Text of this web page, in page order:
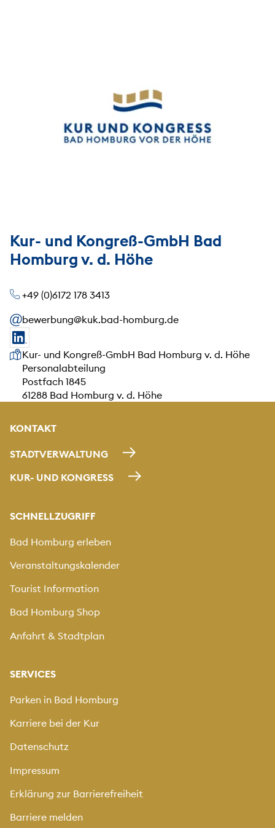
Kur- und Kongreß-GmbH Bad
Homburg v. d. Höhe
+49 (0)6172 178 3413
bewerbung@kuk.bad-homburg.de
Unsere Anschrift
Kur- und Kongreß-GmbH Bad Homburg v. d. Höhe
Personalabteilung
Postfach 1845
61288 Bad Homburg v. d. Höhe
KONTAKT
STADTVERWALTUNG
KUR- UND KONGRESS
SCHNELLZUGRIFF
Bad Homburg erleben
Veranstaltungskalender
Tourist Information
Bad Homburg Shop
Anfahrt & Stadtplan
SERVICES
Parken in Bad Homburg
Karriere bei der Kur
Datenschutz
Impressum
Erklärung zur Barrierefreiheit
Barriere melden